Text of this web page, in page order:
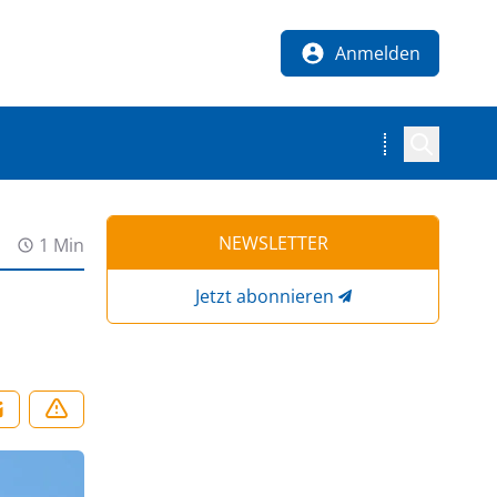
Anmelden
1 Min NEWSLETTER
Jetzt abonnieren